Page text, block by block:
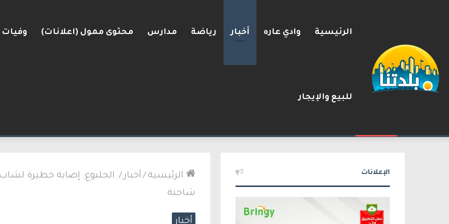
الرئيسية وادي عاره أخبار رياضة مدارس محتوى ممول (اعلانات) وفيات
للبيع والإيجار
الرئيسية / أخبار /
شاحنة
أخبار
الإعلانات